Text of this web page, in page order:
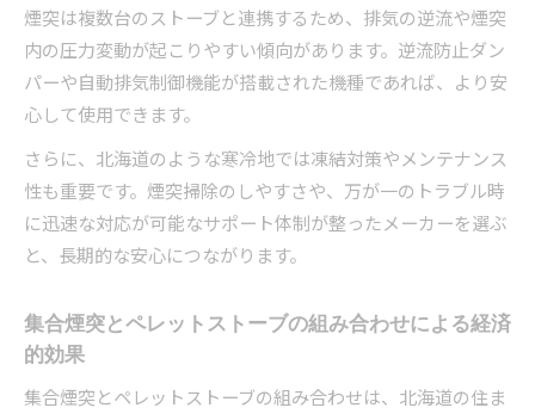
煙突は複数台のストーブと連携するため、排気の逆流や煙突
内の圧力変動が起こりやすい傾向があります。逆流防止ダン
パーや自動排気制御機能が搭載された機種であれば、より安
心して使用できます。
さらに、北海道のような寒冷地では凍結対策やメンテナンス
性も重要です。煙突掃除のしやすさや、万が一のトラブル時
に迅速な対応が可能なサポート体制が整ったメーカーを選ぶ
と、長期的な安心につながります。
集合煙突とペレットストーブの組み合わせによる経済
的効果
集合煙突とペレットストーブの組み合わせは、北海道の住ま